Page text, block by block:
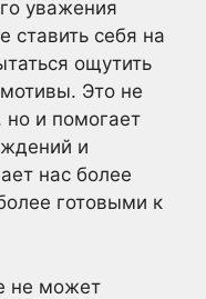
уважения
ставить себя на
ощутить
мотивы. Это не
но и помогает
и
нас более
готовыми к
не может